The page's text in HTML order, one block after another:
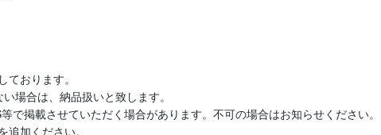
おります。
場合は、納品扱いと致します。
で掲載させていただく場合があります。不可の場合はお知らせください。
加ください。